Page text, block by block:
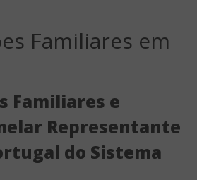
Familiares em
Familiares e
Representante
do Sistema